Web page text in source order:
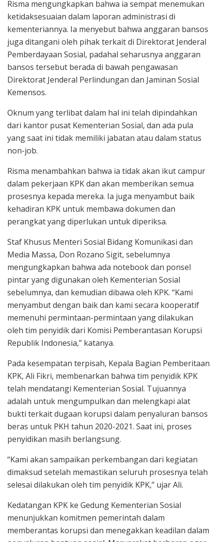
Risma mengungkapkan bahwa ia sempat menemukan
ketidaksesuaian dalam laporan administrasi di
kementeriannya. Ia menyebut bahwa anggaran bansos
juga ditangani oleh pihak terkait di Direktorat Jenderal
Pemberdayaan Sosial, padahal seharusnya anggaran
bansos tersebut berada di bawah pengawasan
Direktorat Jenderal Perlindungan dan Jaminan Sosial
Kemensos.
Oknum yang terlibat dalam hal ini telah dipindahkan
dari kantor pusat Kementerian Sosial, dan ada pula
yang saat ini tidak memiliki jabatan atau dalam status
non-job.
Risma menambahkan bahwa ia tidak akan ikut campur
dalam pekerjaan KPK dan akan memberikan semua
prosesnya kepada mereka. Ia juga menyambut baik
kehadiran KPK untuk membawa dokumen dan
perangkat yang diperlukan untuk diperiksa.
Staf Khusus Menteri Sosial Bidang Komunikasi dan
Media Massa, Don Rozano Sigit, sebelumnya
mengungkapkan bahwa ada notebook dan ponsel
pintar yang digunakan oleh Kementerian Sosial
sebelumnya, dan kemudian dibawa oleh KPK. “Kami
menyambut dengan baik dan kami secara kooperatif
memenuhi permintaan-permintaan yang dilakukan
oleh tim penyidik dari Komisi Pemberantasan Korupsi
Republik Indonesia,” katanya.
Pada kesempatan terpisah, Kepala Bagian Pemberitaan
KPK, Ali Fikri, membenarkan bahwa tim penyidik KPK
telah mendatangi Kementerian Sosial. Tujuannya
adalah untuk mengumpulkan dan melengkapi alat
bukti terkait dugaan korupsi dalam penyaluran bansos
beras untuk PKH tahun 2020-2021. Saat ini, proses
penyidikan masih berlangsung.
“Kami akan sampaikan perkembangan dari kegiatan
dimaksud setelah memastikan seluruh prosesnya telah
selesai dilakukan oleh tim penyidik KPK,” ujar Ali.
Kedatangan KPK ke Gedung Kementerian Sosial
menunjukkan komitmen pemerintah dalam
memberantas korupsi dan menegakkan keadilan dalam